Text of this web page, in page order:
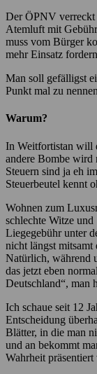
Der ÖPNV verreckt
Atemluft mit
muss vom Bürger
mehr Einsatz
Man soll gefälligst
Punkt mal zu
Warum?
In Weitfortistan will
andere Bombe wird
Steuern sind ja eh
Steuerbeutel kennt
Wohnen zum
schlechte Witze
Liegegebühr unter
nicht längst mitsamt
Natürlich, während
das jetzt eben
Deutschland“, man
Ich schaue seit 12
Entscheidung
Blätter, in die man
und an bekommt
Wahrheit